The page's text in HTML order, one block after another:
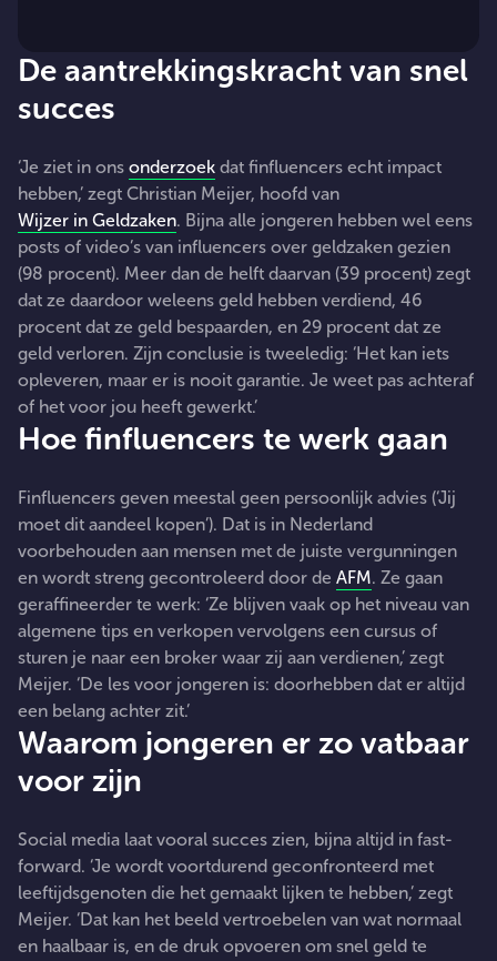
De aantrekkingskracht van snel
succes
‘Je ziet in ons onderzoek dat finfluencers echt impact
hebben,’ zegt Christian Meijer, hoofd van
Wijzer in Geldzaken. Bijna alle jongeren hebben wel eens
posts of video’s van influencers over geldzaken gezien
(98 procent). Meer dan de helft daarvan (39 procent) zegt
dat ze daardoor weleens geld hebben verdiend, 46
procent dat ze geld bespaarden, en 29 procent dat ze
geld verloren. Zijn conclusie is tweeledig: ‘Het kan iets
opleveren, maar er is nooit garantie. Je weet pas achteraf
of het voor jou heeft gewerkt.’
Hoe finfluencers te werk gaan
Finfluencers geven meestal geen persoonlijk advies (‘Jij
moet dit aandeel kopen’). Dat is in Nederland
voorbehouden aan mensen met de juiste vergunningen
en wordt streng gecontroleerd door de AFM. Ze gaan
geraffineerder te werk: ‘Ze blijven vaak op het niveau van
algemene tips en verkopen vervolgens een cursus of
sturen je naar een broker waar zij aan verdienen,’ zegt
Meijer. ‘De les voor jongeren is: doorhebben dat er altijd
een belang achter zit.’
Waarom jongeren er zo vatbaar
voor zijn
Social media laat vooral succes zien, bijna altijd in fast-
forward. ‘Je wordt voortdurend geconfronteerd met
leeftijdsgenoten die het gemaakt lijken te hebben,’ zegt
Meijer. ‘Dat kan het beeld vertroebelen van wat normaal
en haalbaar is, en de druk opvoeren om snel geld te